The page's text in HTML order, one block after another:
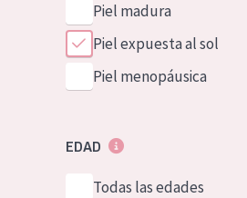
Piel madura
Piel expuesta al sol
Piel menopáusica
EDAD
Todas las edades